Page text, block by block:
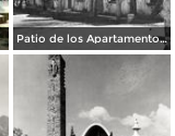
Patio de los Apartamentos Regina